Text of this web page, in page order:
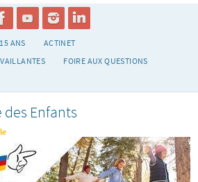
ANS
ACTINET
FOIRE AUX QUESTIONS
Enfants